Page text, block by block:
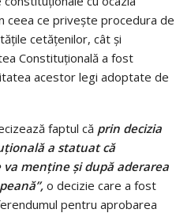
ceea ce privește procedura de
cetățenilor, cât și
Constituțională a fost
acestor legi adoptate de
faptul că prin decizia
a statuat că
menține și după aderarea
o decizie care a fost
pentru aprobarea